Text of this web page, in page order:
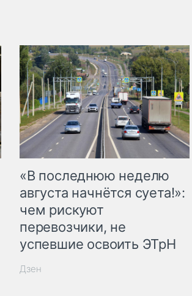
«В последнюю неделю
августа начнётся суета!»:
чем рискуют
перевозчики, не
успевшие освоить ЭТрН
Дзен